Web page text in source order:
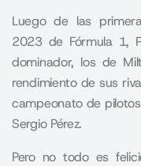
Luego de las
2023 de Fórmula 1,
dominador, los de
rendimiento de sus
campeonato de
Sergio Pérez.
Pero no todo es